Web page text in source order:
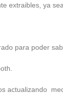
extraibles, ya
para poder
actualizando